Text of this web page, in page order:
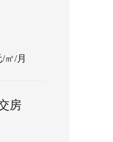
㎡/月
房